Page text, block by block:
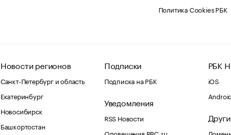
Политика Cookies РБК
Новости регионов
Санкт-Петербург и область
Екатеринбург
Новосибирск
Башкортостан
Подписки
Подписка на РБК
Уведомления
RSS Новости
Оповещения RBC.ru
РБК
iOS